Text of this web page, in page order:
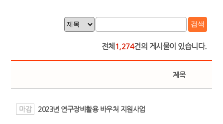
검색
전체 1,274건의 게시물이 있습니다.
제목
마감 2023년 연구장비활용 바우처 지원사업